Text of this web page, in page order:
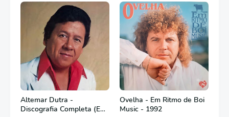
Altemar Dutra -
Discografia Completa (Em
Ovelha - Em Ritmo de Boi
Music - 1992